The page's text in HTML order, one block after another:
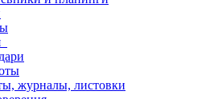
журналы, листовки